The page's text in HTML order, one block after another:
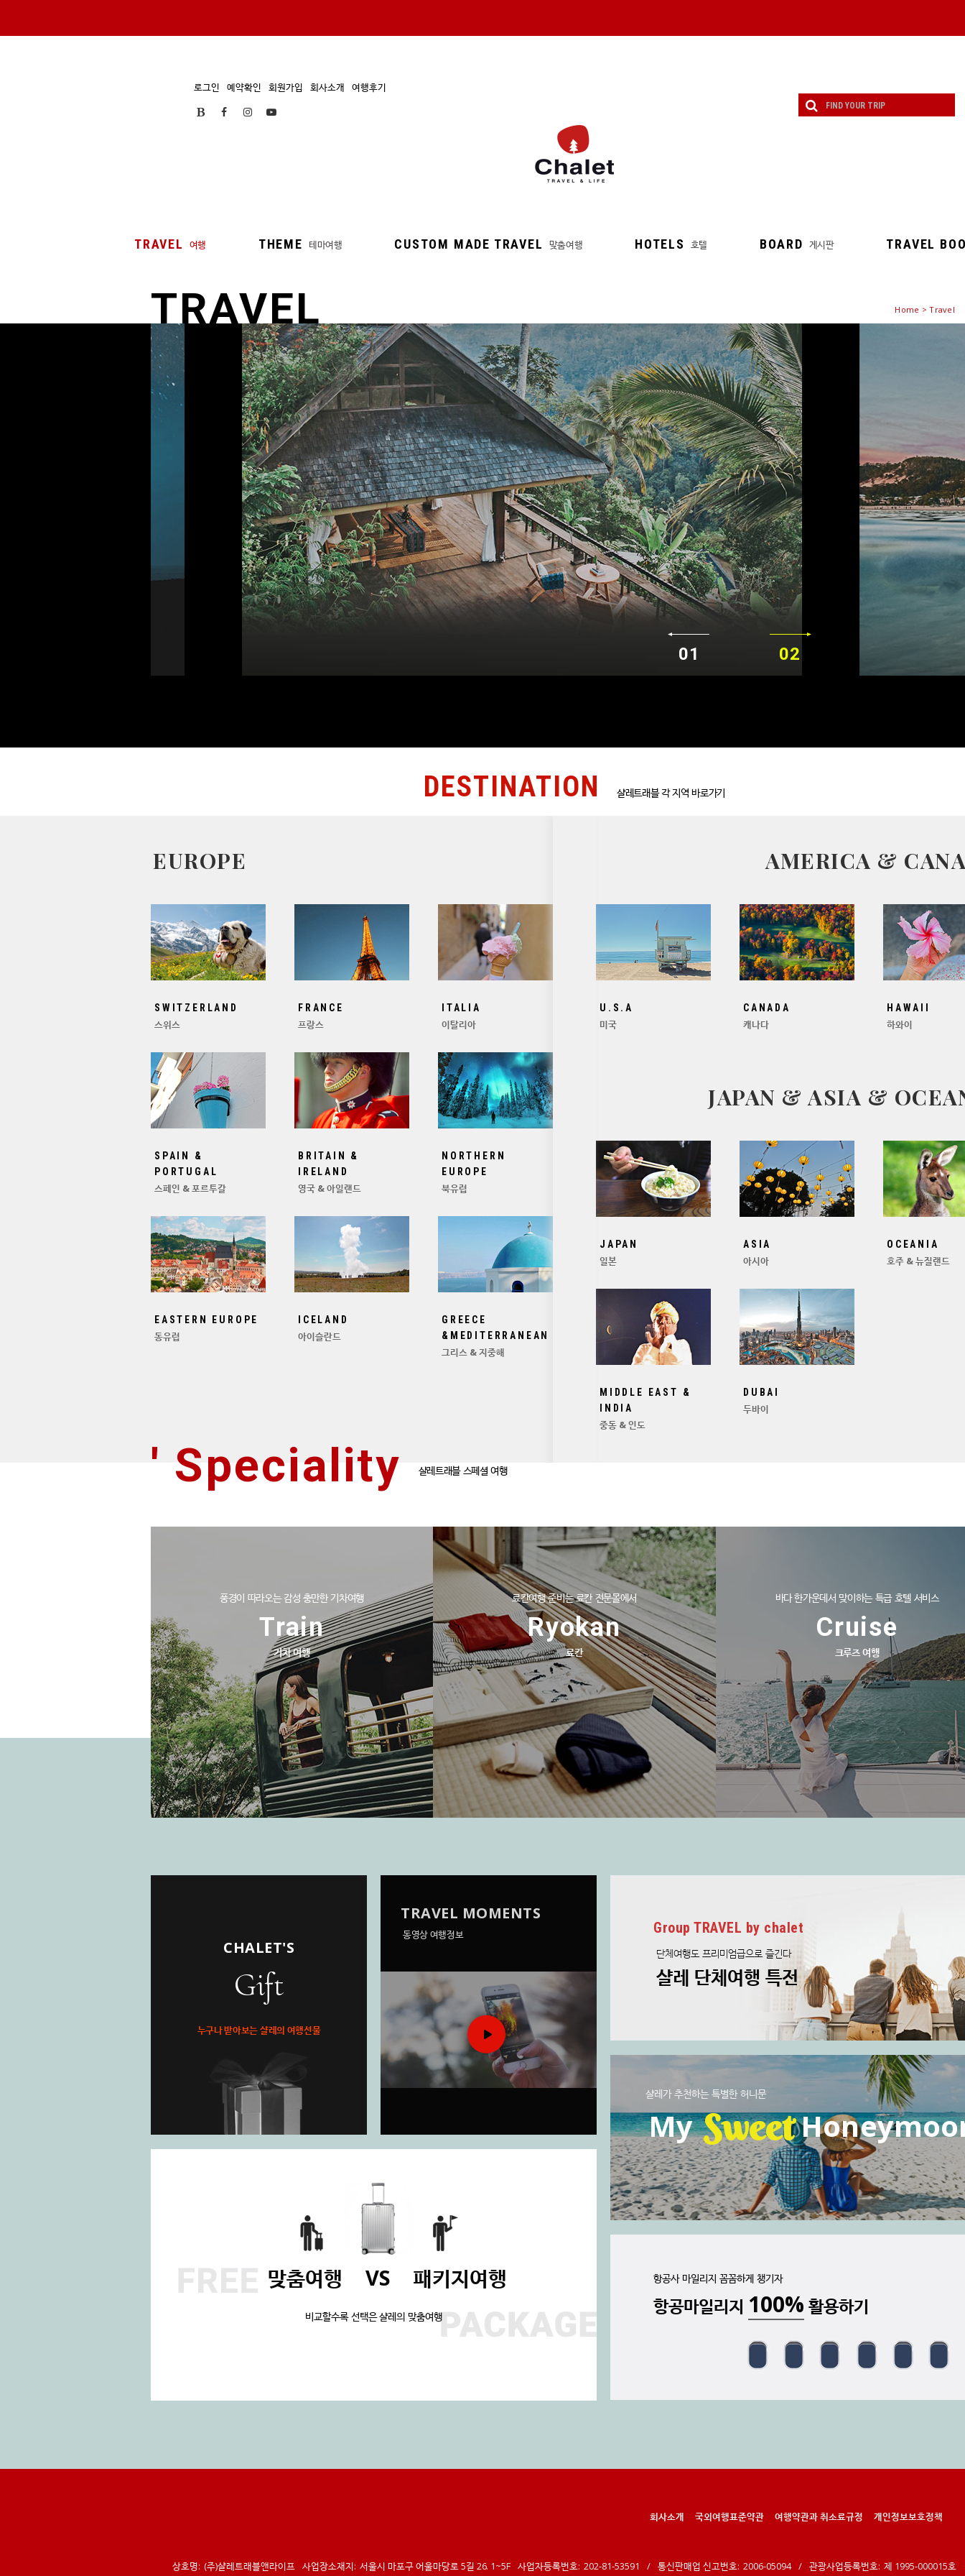
로그인 예약확인 회원가입 회사소개 여행후기
TRAVEL 여행 THEME 테마여행 CUSTOM MADE TRAVEL 맞춤여행 HOTELS 호텔 BOARD 게시판 TRAVEL
TRAVEL Home > Travel
02
Indonesia _ 발리 정글 속 초록뷰 럭셔리 리조트, 반얀 트리 우붓
03
DESTINATION 샬레트래블 각 지역 바로가기
EUROPE
SWITZERLAND
스위스
FRANCE
프랑스
ITALIA
이탈리아
SPAIN &
PORTUGAL
스페인 & 포르투갈
BRITAIN &
IRELAND
영국 & 아일랜드
NORTHERN
EUROPE
북유럽
EASTERN EUROPE
동유럽
ICELAND
아이슬란드
GREECE
&MEDITERRANEAN
그리스 & 지중해
AMERICA &
U.S.A
미국
CANADA
캐나다
HAWAII
하와이
JAPAN & ASIA &
JAPAN
일본
ASIA
아시아
OCEANIA
호주 & 뉴질랜드
MIDDLE EAST &
INDIA
중동 & 인도
DUBAI
두바이
' Speciality 샬레트래블 스페셜 여행
풍경이 따라오는 감성 충만한 기차여행
Train
기차 여행
료칸여행 준비는 료칸 전문몰에서
Ryokan
료칸
바다 한가운데서 맞이하는 특급 호텔 서비스
Cruise
크루즈 여행
CHALET'S
Gift
누구나 받아보는 샬레의 여행선물
TRAVEL MOMENTS
동영상 여행정보
맞춤여행 VS 패키지여행
비교할수록 선택은 샬레의 맞춤여행
Group TRAVEL by chalet
단체여행도 프리미엄급으로 즐긴다
샬레 단체여행 특전
샬레가 추천하는 특별한 허니문
MySweet
항공사 마일리지 꼼꼼하게 챙기자
항공마일리지 100% 활용하기
회사소개 국외여행표준약관 여행약관과 취소료규정 개인정보보호정책
상호명: (주)샬레트래블앤라이프 사업장소재지: 서울시 마포구 어울마당로 5길 26. 1~5F 사업자등록번호: 202-81-53591 / 통신판매업 신고번호: 2006-05094 / 관광사업등록번호: 제 1995-000015호